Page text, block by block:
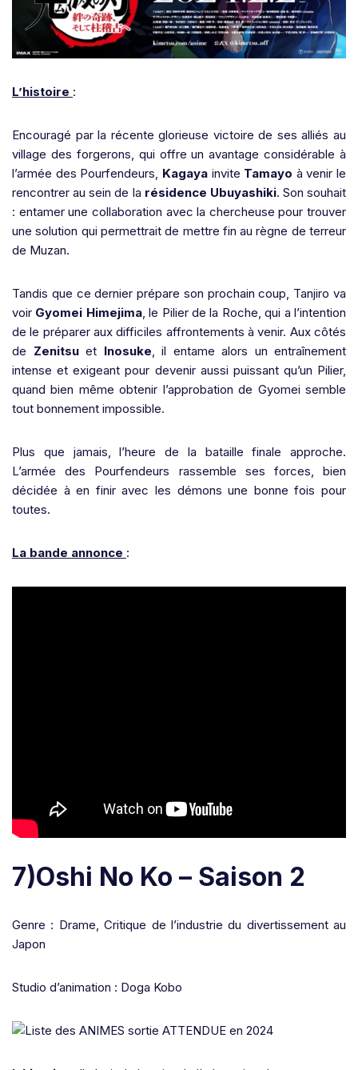
L’histoire :
Encouragé par la récente glorieuse victoire de ses alliés au
village des forgerons, qui offre un avantage considérable à
l’armée des Pourfendeurs, Kagayainvite Tamayo à venir le
rencontrer au sein de la résidence Ubuyashiki. Son souhait
: entamer une collaboration avec la chercheuse pour trouver
une solution qui permettrait de mettre fin au règne de terreur
de Muzan.
Tandis que ce dernier prépare son prochain coup, Tanjiro va
voir Gyomei Himejima, le Pilier de la Roche, qui a l’intention
de le préparer aux difficiles affrontements à venir. Aux côtés
de Zenitsuet Inosuke, il entame alors un entraînement
intense et exigeant pour devenir aussi puissant qu’un Pilier,
quand bien même obtenir l’approbation de Gyomei semble
tout bonnement impossible.
Plus que jamais, l’heure de la bataille finale approche.
L’armée des Pourfendeurs rassemble ses forces, bien
décidée à en finir avec les démons une bonne fois pour
toutes.
La bande annonce :
7)Oshi No Ko – Saison 2
Genre : Drame, Critique de l’industrie du divertissement au
Japon
Studio d’animation : Doga Kobo